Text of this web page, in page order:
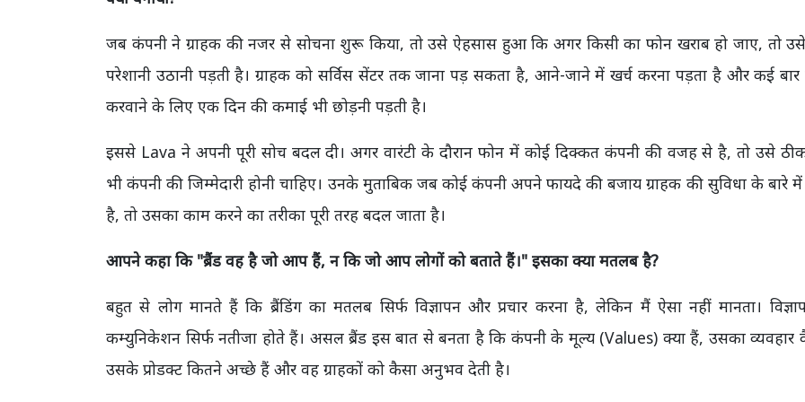
जब कंपनी ने ग्राहक की नजर से सोचना शुरू किया, तो उसे ऐहसास हुआ कि अगर किसी का फोन खराब हो जाए, तो
परेशानी उठानी पड़ती है। ग्राहक को सर्विस सेंटर तक जाना पड़ सकता है, आने-जाने में खर्च करना पड़ता है और कई बार
करवाने के लिए एक दिन की कमाई भी छोड़नी पड़ती है।
इससे Lava ने अपनी पूरी सोच बदल दी। अगर वारंटी के दौरान फोन में कोई दिक्कत कंपनी की वजह से है, तो उसे
भी कंपनी की जिम्मेदारी होनी चाहिए। उनके मुताबिक जब कोई कंपनी अपने फायदे की बजाय ग्राहक की सुविधा के बारे में
है, तो उसका काम करने का तरीका पूरी तरह बदल जाता है।
आपने कहा कि "ब्रैंड वह है जो आप हैं, न कि जो आप लोगों को बताते हैं।" इसका क्या मतलब है?
बहुत से लोग मानते हैं कि ब्रैंडिंग का मतलब सिर्फ विज्ञापन और प्रचार करना है, लेकिन मैं ऐसा नहीं मानता।
कम्युनिकेशन सिर्फ नतीजा होते हैं। असल ब्रैंड इस बात से बनता है कि कंपनी के मूल्य (Values) क्या हैं, उसका व्यवहार
उसके प्रोडक्ट कितने अच्छे हैं और वह ग्राहकों को कैसा अनुभव देती है।